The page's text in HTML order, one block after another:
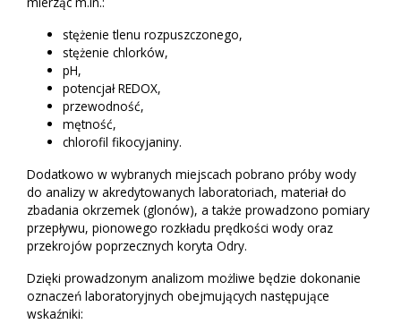
stężenie tlenu rozpuszczonego,
stężenie chlorków,
pH,
potencjał REDOX,
przewodność,
mętność,
chlorofil fikocyjaniny.
Dodatkowo w wybranych miejscach pobrano próby wody
do analizy w akredytowanych laboratoriach, materiał do
zbadania okrzemek (glonów), a także prowadzono pomiary
przepływu, pionowego rozkładu prędkości wody oraz
przekrojów poprzecznych koryta Odry.
Dzięki prowadzonym analizom możliwe będzie dokonanie
oznaczeń laboratoryjnych obejmujących następujące
wskaźniki: